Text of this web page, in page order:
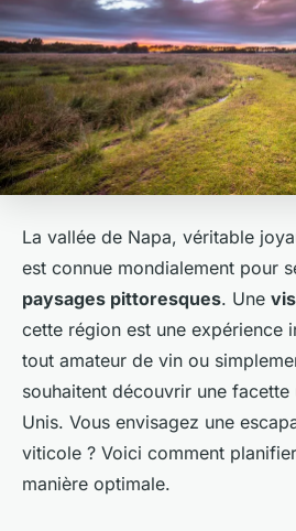
La vallée de Napa, véritable
est connue mondialement pour
paysages pittoresques. Une
cette région est une expérience
tout amateur de vin ou
souhaitent découvrir une facette
Unis. Vous envisagez une
viticole ? Voici comment
manière optimale.